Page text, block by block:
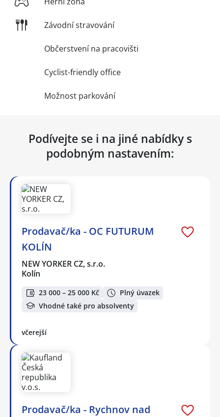
Závodní stravování
Občerstvení na pracovišti
Cyclist-friendly office
Možnost parkování
Podívejte se i na jiné nabídky s
podobným nastavením:
Prodavač/ka - OC FUTURUM
KOLÍN
NEW YORKER CZ, s.r.o.
Kolín
23 000 – 25 000 Kč
Plný úvazek
Vhodné také pro absolventy
včerejší
Prodavač/ka - Rychnov nad